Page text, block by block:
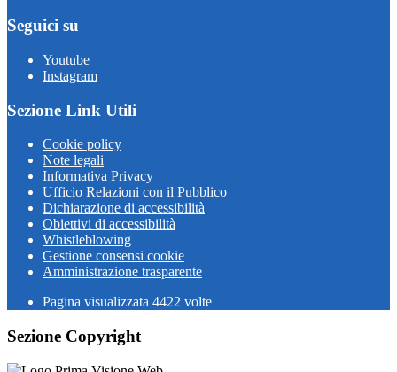
Seguici su
Youtube
Instagram
Sezione Link Utili
Cookie policy
Note legali
Informativa Privacy
Ufficio Relazioni con il Pubblico
Dichiarazione di accessibilità
Obiettivi di accessibilità
Whistleblowing
Gestione consensi cookie
Amministrazione trasparente
Pagina visualizzata 4422 volte
Sezione Copyright